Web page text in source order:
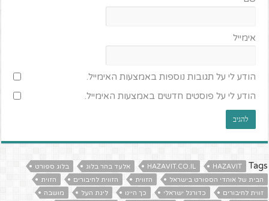
אימייל
הודע לי על תגובות נוספות באמצעות האימייל.
הודע לי על פוסטים חדשים באמצעות האימייל.
Tags
HAZAVIT
HAZAVIT.CO.IL אלעד בהר בלוג
בלוג ספורט
הבית של אוהדי הספורט בישראל
הזווית הזווית לחיבורים
הזוית
זווית לחיבורים
כדורגל ישראלי כך היינו ליגת העל
מושבה